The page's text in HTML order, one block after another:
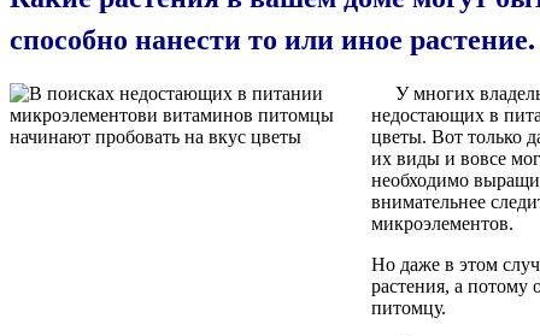
способно нанести то или иное растение.
У многих
недостающих в
цветы. Вот только
их виды и вовсе
необходимо
внимательнее
микроэлементов.
Но даже в этом
растения, а потому
питомцу.